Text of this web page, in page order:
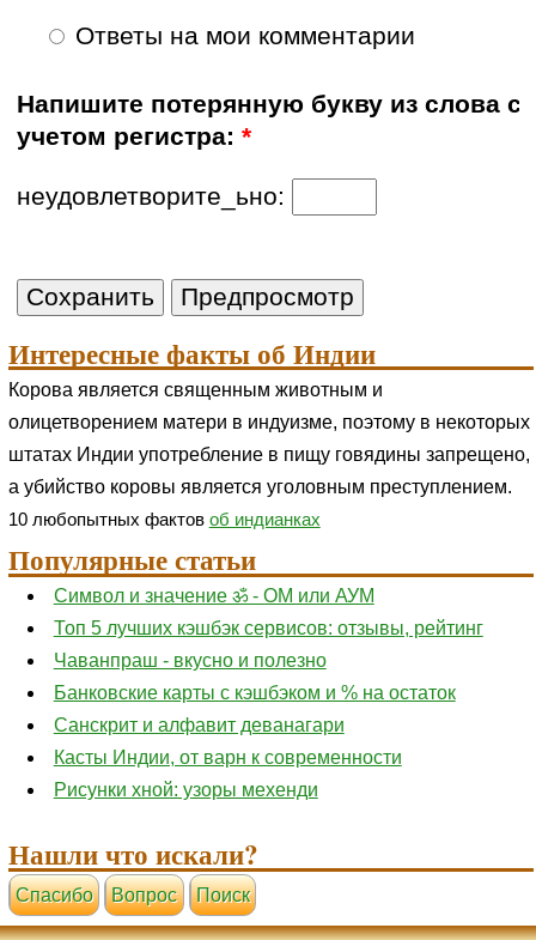
Ответы на мои комментарии
Напишите потерянную букву из слова с
учетом регистра:*
неудовлетворите_ьно:
Интересные факты об Индии
Корова является священным животным и
олицетворением матери в индуизме, поэтому в некоторых
штатах Индии употребление в пищу говядины запрещено,
а убийство коровы является уголовным преступлением.
10 любопытных фактов об индианках
Популярные статьи
Символ и значение ॐ - ОМ или АУМ
Топ 5 лучших кэшбэк сервисов: отзывы, рейтинг
Чаванпраш - вкусно и полезно
Банковские карты с кэшбэком и % на остаток
Санскрит и алфавит деванагари
Касты Индии, от варн к современности
Рисунки хной: узоры мехенди
Нашли что искали?
Cпасибо Вопрос Поиск